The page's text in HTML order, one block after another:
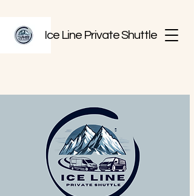
Ice Line Private Shuttle